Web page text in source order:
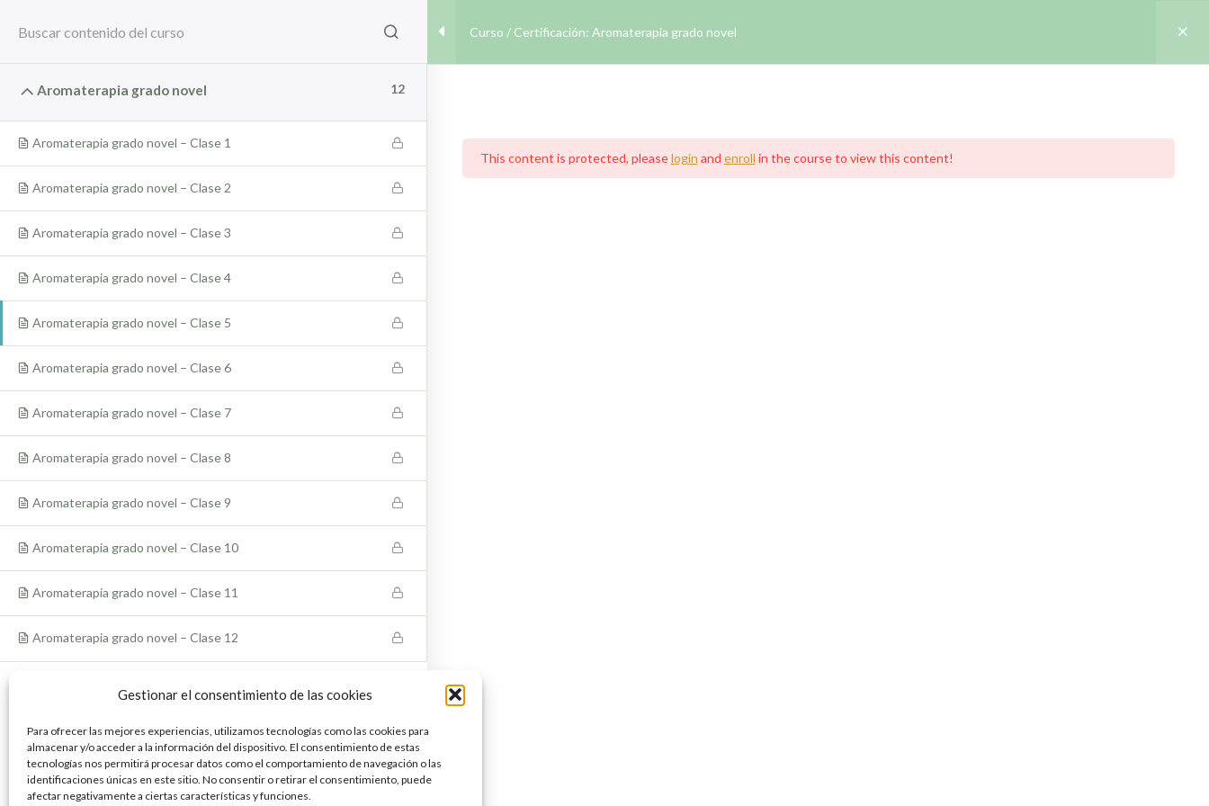
Gestionar el consentimiento de las cookies
Para ofrecer las mejores experiencias, utilizamos tecnologías como las cookies para
almacenar y/o acceder a la información del dispositivo. El consentimiento de estas
tecnologías nos permitirá procesar datos como el comportamiento de navegación o las
identificaciones únicas en este sitio. No consentir o retirar el consentimiento, puede
afectar negativamente a ciertas características y funciones.
Home ¿Quiénes somos? Cursos 0.00
Curso / Certificación: Aromaterapia grado
novel
Curso / Certificación: Aromaterapia grado novel
Aromaterapia grado novel 12
Aromaterapia grado novel – Clase 1
Aromaterapia grado novel – Clase 2
Aromaterapia grado novel – Clase 3
Aromaterapia grado novel – Clase 4
Aromaterapia grado novel – Clase 5
Aromaterapia grado novel – Clase 6
Aromaterapia grado novel – Clase 7
Aromaterapia grado novel – Clase 8
Aromaterapia grado novel – Clase 9
Aromaterapia grado novel – Clase 10
Aromaterapia grado novel – Clase 11
Aromaterapia grado novel – Clase 12
This content is protected, pleaselogin and enroll in the course to view this content!
Escuela de
Medicina Natural
Avisos
legales
Aviso de Privacidad
Términos y Condiciones de
Uso
POLÍTICA DE COOKIES